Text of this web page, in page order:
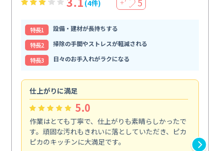
(4件) ＋ 5
特⻑1
設備・建材が長持ちする
特⻑2
掃除の手間やストレスが軽減される
特⻑3
日々のお手入れがラクになる
仕上がりに満足
5.0
作業はとても丁寧で、仕上がりも素晴らしかったで
す。頑固な汚れもきれいに落としていただき、ピカ
ピカのキッチンに大満足です。